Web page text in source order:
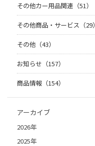
その他カー用品関連（51）
その他商品・サービス（29）
その他（43）
お知らせ（157）
商品情報（154）
アーカイブ
2026年
2025年